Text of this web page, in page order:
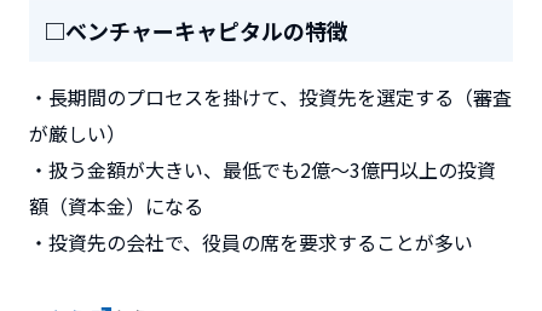
□ベンチャーキャピタルの特徴
・長期間のプロセスを掛けて、投資先を選定する（審査
が厳しい）
・扱う金額が大きい、最低でも2億～3億円以上の投資
額（資本金）になる
・投資先の会社で、役員の席を要求することが多い